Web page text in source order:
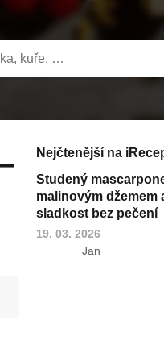
Nejčtenější na
Studený
malinovým džemem
sladkost bez pečení
19. 03. 2026
Jan